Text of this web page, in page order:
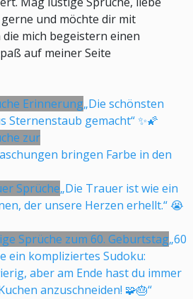
und möchte dir mit
mich begeistern einen
auf meiner Seite
Erinnerung„Die schönsten
Sternenstaub gemacht“ ✨🌠
zur
bringen Farbe in den
Sprüche„Die Trauer ist wie ein
der unsere Herzen erhellt.“ 😭
Sprüche zum 60. Geburtstag„60
ein kompliziertes Sudoku:
aber am Ende hast du immer
anzuschneiden! 🧩🎂“